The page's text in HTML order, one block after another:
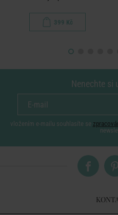
399 Kč
Nenechte si
vložením e-mailu souhlasíte se